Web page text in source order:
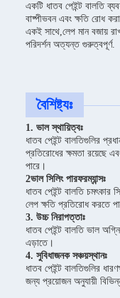
একটি ধাতব পেইন্ট বালতি
বাষ্পীভবন এবং ক্ষতি রোধ
একই সাথে,লেপ মান বজায়
পরিদর্শন অত্যন্ত গুরুত্বপূর্ণ.
বৈশিষ্ট্যঃ
1. ভাল স্থায়িত্বঃ
ধাতব পেইন্ট বালতিগুলির
প্রতিরোধের ক্ষমতা রয়েছে
পারে।
2ভাল সিলিং পারফরম্যান্সঃ
ধাতব পেইন্ট বালতি চমৎকার
লেপ ক্ষতি প্রতিরোধ করতে
3. উচ্চ নিরাপত্তাঃ
ধাতব পেইন্ট বালতি ভাল
এড়াতে।
4. সুবিধাজনক সঞ্চয়স্থানঃ
ধাতব পেইন্ট বালতিগুলির
জন্য প্রয়োজন অনুযায়ী